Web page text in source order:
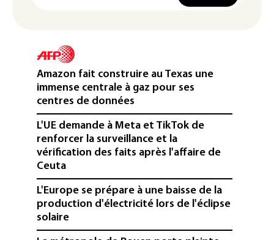
Amazon fait construire au Texas une
immense centrale à gaz pour ses
centres de données
L'UE demande à Meta et TikTok de
renforcer la surveillance et la
vérification des faits après l'affaire de
Ceuta
L'Europe se prépare à une baisse de la
production d'électricité lors de l'éclipse
solaire